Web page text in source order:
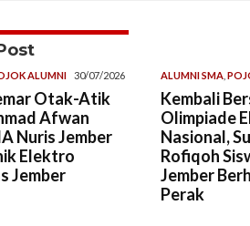
ALUMNI 30/07/2026
Otak-Atik
Afwan
Nuris Jember
Elektro
Jember
ALUMNI SMA,
Kembali
Olimpiade
Nasional,
Rofiqoh
Jember
Perak